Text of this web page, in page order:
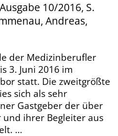
10/2016, S.
Andreas,
der Medizinberufler
3. Juni 2016 im
statt. Die zweitgrößte
sich als sehr
Gastgeber der über
und ihrer Begleiter aus
...